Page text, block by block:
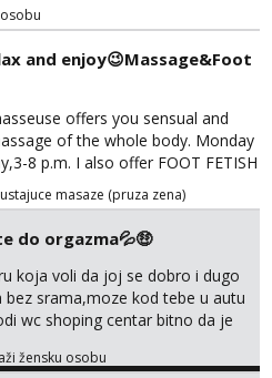
min
and enjoy😉Massage&Foot
offers you sensual and
of the whole body. Monday
8 p.m. I also offer FOOT FETISH
beautiful feets👣👠👡👢 Calls
*NO SEX *PRIORITY IS
CLIENTS
masaze (pruza zena)
do orgazma💦🤑
koja voli da joj se dobro i dugo
bez srama,moze kod tebe u autu
wc shoping centar bitno da je
Zgodan sam i diskretan,sliku
žensku osobu